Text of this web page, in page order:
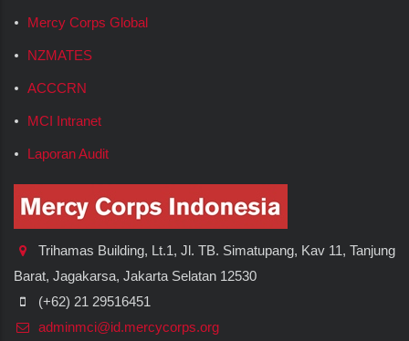
Mercy Corps Global
NZMATES
ACCCRN
MCI Intranet
Laporan Audit
Trihamas Building, Lt.1, Jl. TB. Simatupang, Kav 11, Tanjung
Barat, Jagakarsa, Jakarta Selatan 12530
(+62) 21 29516451
adminmci@id.mercycorps.org